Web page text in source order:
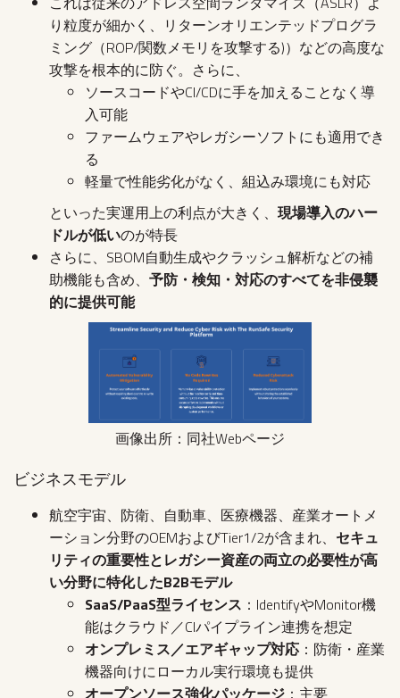
り粒度が細かく、リターンオリエンテッドプログラ
ミング（ROP/関数メモリを攻撃する)）などの高度な
攻撃を根本的に防ぐ。さらに、
ソースコードやCI/CDに手を加えることなく導
入可能
ファームウェアやレガシーソフトにも適用でき
る
軽量で性能劣化がなく、組込み環境にも対応
といった実運用上の利点が大きく、 現場導入のハー
ドルが低いのが特長
さらに、SBOM自動生成やクラッシュ解析などの補
助機能も含め、 予防・検知・対応のすべてを非侵襲
的に提供可能
画像出所：同社Webページ
ビジネスモデル
航空宇宙、防衛、自動車、医療機器、産業オートメ
ーション分野のOEMおよびTier1/2が含まれ、 セキュ
リティの重要性とレガシー資産の両立の必要性が高
い分野に特化したB2Bモデル
SaaS/PaaS型ライセンス ：IdentifyやMonitor機
能はクラウド／CIパイプライン連携を想定
オンプレミス／エアギャップ対応 ：防衛・産業
機器向けにローカル実行環境も提供
オープンソース強化パッケージ ：主要